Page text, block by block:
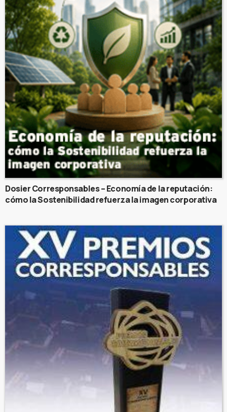
Dosier Corresponsables – Economía de la reputación:
cómo la Sostenibilidad refuerza la imagen corporativa